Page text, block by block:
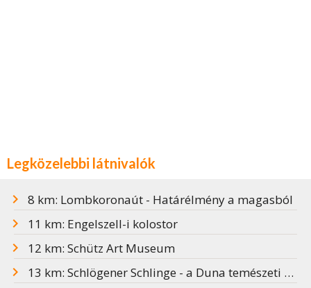
Legközelebbi látnivalók
8 km: Lombkoronaút - Határélmény a magasból
11 km: Engelszell-i kolostor
12 km: Schütz Art Museum
13 km: Schlögener Schlinge - a Duna temészeti csodája